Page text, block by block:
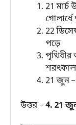
21 মার্চ
22
পড়ে
পৃথিবীর
শরৎকাল
21 জুন –
উত্তর – 4. 21